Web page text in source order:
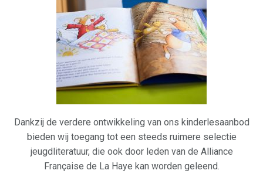
Dankzij de verdere ontwikkeling van ons kinderlesaanbod
bieden wij toegang tot een steeds ruimere selectie
jeugdliteratuur, die ook door leden van de Alliance
Française de La Haye kan worden geleend.